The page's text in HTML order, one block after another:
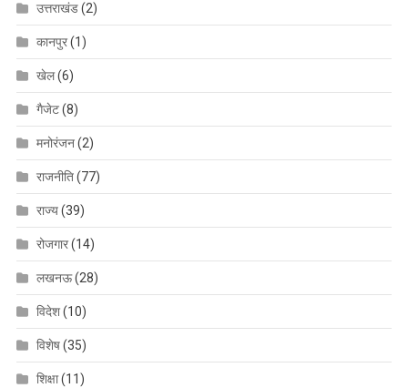
उत्तराखंड(2)
कानपुर(1)
खेल(6)
गैजेट(8)
मनोरंजन(2)
राजनीति(77)
राज्य(39)
रोजगार(14)
लखनऊ(28)
विदेश(10)
विशेष(35)
शिक्षा(11)